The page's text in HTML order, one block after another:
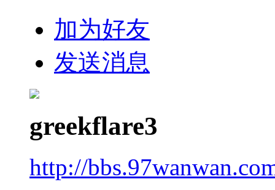
加为好友
发送消息
greekflare3
http://